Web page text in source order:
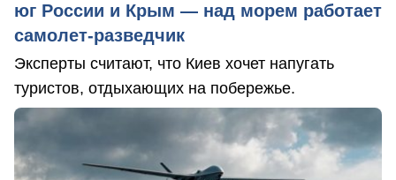
юг России и Крым — над морем работает
самолет-разведчик
Эксперты считают, что Киев хочет напугать
туристов, отдыхающих на побережье.